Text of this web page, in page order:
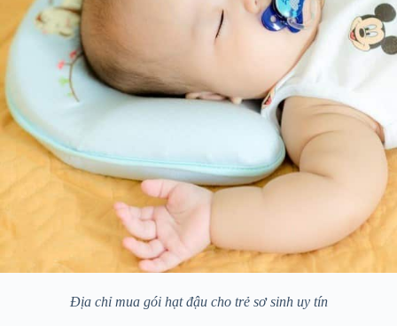
Địa chỉ mua gói hạt đậu cho trẻ sơ sinh uy tín